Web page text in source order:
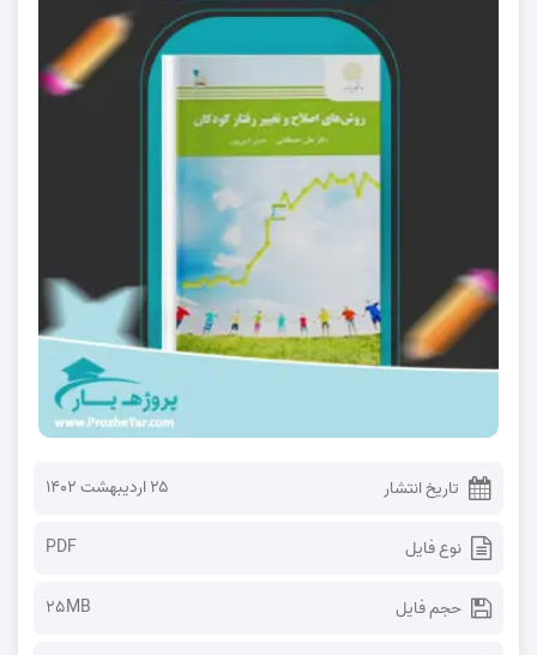
تاریخ انتشار ۲۵ اردیبهشت ۱۴۰۲
نوع فایل PDF
حجم فایل 25MB